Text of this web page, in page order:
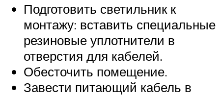
Подготовить светильник к
монтажу: вставить специальные
резиновые уплотнители в
отверстия для кабелей.
Обесточить помещение.
Завести питающий кабель в